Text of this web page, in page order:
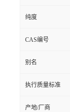
纯度
CAS编号
别名
执行质量标准
产地/厂商